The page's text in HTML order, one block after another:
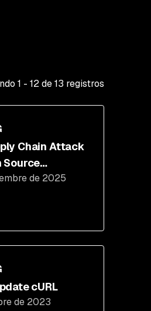
1 - 12de13 registros
Chain Attack
Source
compromise
de 2025
cURL
de 2023